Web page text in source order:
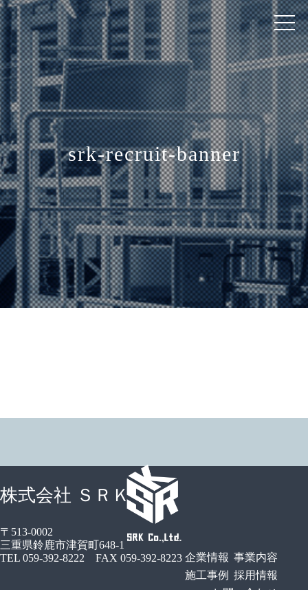
srk-recruit-banner
株式会社 ＳＲＫ
〒513-0002
三重県鈴鹿市津賀町648-1
TEL 059-392-8222 FAX 059-392-8223 企業情報 事業内容
施工事例
採用情報
お問い合わせ